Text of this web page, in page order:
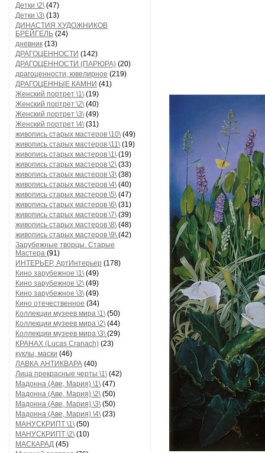
Детки \2\(47)
Детки \3\(13)
ДИНАСТИЯ ХУДОЖНИКОВ
БРЕЙГЕЛЬ (24)
дневник (13)
ДРАГОЦЕННОСТИ (142)
ДРАГОЦЕННОСТИ (ПАРЮРА) (20)
драгоценности, ювелирное (219)
ДРАГОЦЕННЫЕ КАМНИ (41)
Женский портрет \1\(19)
Женский портрет \2\(40)
Женский портрет \3\(49)
Женский портрет \4\(31)
живопись старых мастеров \10\(49)
живопись старых мастеров \11\(19)
живопись старых мастеров \1\(19)
живопись старых мастеров \2\(33)
живопись старых мастеров \3\(38)
живопись старых мастеров \4\(40)
живопись старых мастеров \5\(47)
живопись старых мастеров \6\(31)
живопись старых мастеров \7\(39)
живопись старых мастеров \8\(48)
живопись старых мастеров \9\(42)
Зарубежные творцы. Старые
Мастера (91)
ИНТЕРЬЕР, АртИнтерьер (178)
Кино зарубежное \1\(49)
Кино зарубежное \2\(49)
Кино зарубежное \3\(49)
Кино отечественное (34)
Коллекции музеев мира \1\(50)
Коллекции музеев мира \2\(44)
Коллекции музеев мира \3\(29)
КРАНАХ (Lucas Cranach) (23)
куклы, маски (46)
ЛАВКА АНТИКВАРА (40)
Лица прекрасные черты \1\(42)
Мадонна (Аве, Мария) \1\(47)
Мадонна (Аве, Мария) \2\(50)
Мадонна (Аве, Мария) \3\(50)
Мадонна (Аве, Мария) \4\(23)
МАНУСКРИПТ \1\(50)
МАНУСКРИПТ \2\(10)
МАСКАРАД (45)